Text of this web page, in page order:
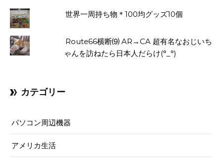
世界一周持ち物＊100均グッズ10個
Route66横断⑼ AR→CA 超有名なおじいち
ゃんを訪ねたら日本人だらけ(°_°)
カテゴリー
パソコン周辺機器
アメリカ生活